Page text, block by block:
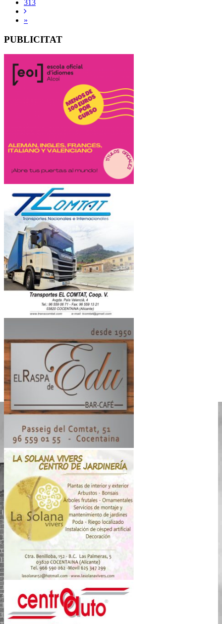
313
»
PUBLICITAT